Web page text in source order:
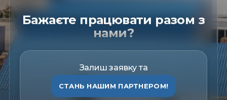
Бажаєте працювати разом з
нами?
Залиш заявку та
СТАНЬ НАШИМ ПАРТНЕРОМ!